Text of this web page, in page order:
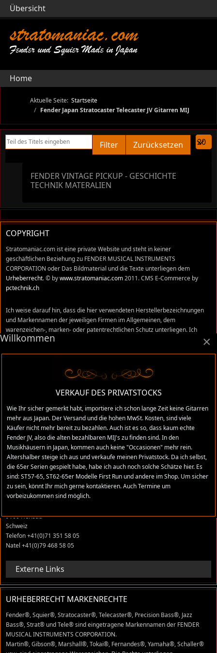
stratomaniac.com
Fender und Squier Made in Japan
Home
Aktuelle Seite: Startseite
Fender Japan Stratocaster Telecaster JV Gitarren MIJ
Teil des Titels eingeben
Filter Zurücksetzen
FENDER VINTAGE PICKUP - GESCHICHTE
TECHNIK MATERALIEN
COPYRIGHT
Stratomaniac.com ist eine private Website und steht in keiner
geschäftlichen Beziehung zu FENDER MUSICAL INSTRUMENTS
CORPORATION oder Das Bildmaterial und die Texte unterliegen dem
Urheberrecht. © bywww.stratomaniac.com2011. CMS E-Commerce by
pctechnik.ch
Ich weise darauf hin, dass die hier verwendeten Herstellerbezeichnungen
und Markennamen der jeweiligen Firmen im Allgemeinen, dem
warenzeichen-, marken- oder patentrechtlichen Schutz unterliegen. Ich
stehe in keinem Zusammenhang mit diesen Firmen und Namen und alle
angeeignet habe. Trotz sorgfältigster Prüfung können sich Irrtümer,
Verwechslungen oder Fehler eingeschlichen haben. Ich übernehme keine
Verantwortung für absolute Richtigkeit aller Angaben, die auf dieser Website
Administratives
ADRESSE
stratomaniac.com
René Grüter
9100 Herisau
Schweiz
Telefon +41(0)71 351 58 05
Natel +41(0)79 468 58 05
Externe Links
URHEBERRECHT MARKENRECHTE
Fender®, Squier®, Stratocaster®, Telecaster®, Precision Bass®, Jazz
Bass®, Strat® und Tele® sind eingetragene Markennamen der FENDER
MUSICAL INSTRUMENTS CORPORATION.
Martin®, Gibson®, Marshall®, Tokai®, Fernandes®, Yamaha®, Schaller®
×
Willkommen
VERKAUF DES PRIVATSTOCKS
Wie Ihr sicher gemerkt habt, importiere ich schon lange Zeit keine Gitarren
mehr aus Japan. Der Versand und die hohen MwSt. Kosten, sind viele
Käufer nicht mehr bereit zu bezahlen. Auch ist es so, dass kaum echte
Fender JV, also die alten bezahlbaren MIJ's zu finden sind. In den
Musikhäusern in Japan, kommen auch keine "Occasionen" mehr rein.
Altershalber steige ich aus und verkaufe meinen Privatstock. Da ich selbst,
die 65er Serien gespielt habe, habe ich auch noch solche Schätze hier. Es
sind: ST57-65, ST62-65er Modelle First Run und andere im Shop. Um sicher
zu sein, könnt Ihr mich gerne kontaktieren. Auch Termine um
vorbeizukommen sind möglich.
Übersicht